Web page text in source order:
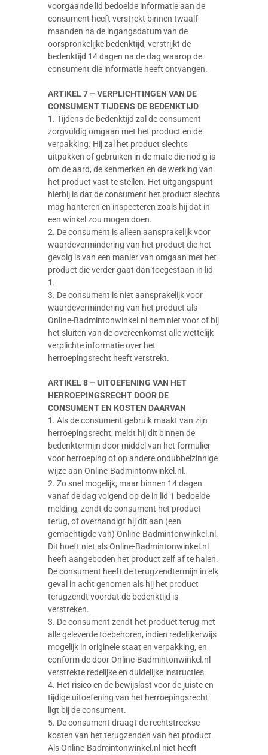
voorgaande lid bedoelde informatie aan de
consument heeft verstrekt binnen twaalf
maanden na de ingangsdatum van de
oorspronkelijke bedenktijd, verstrijkt de
bedenktijd 14 dagen na de dag waarop de
consument die informatie heeft ontvangen.
ARTIKEL 7 – VERPLICHTINGEN VAN DE
CONSUMENT TIJDENS DE BEDENKTIJD
1. Tijdens de bedenktijd zal de consument
zorgvuldig omgaan met het product en de
verpakking. Hij zal het product slechts
uitpakken of gebruiken in de mate die nodig is
om de aard, de kenmerken en de werking van
het product vast te stellen. Het uitgangspunt
hierbij is dat de consument het product slechts
mag hanteren en inspecteren zoals hij dat in
een winkel zou mogen doen.
2. De consument is alleen aansprakelijk voor
waardevermindering van het product die het
gevolg is van een manier van omgaan met het
product die verder gaat dan toegestaan in lid
1.
3. De consument is niet aansprakelijk voor
waardevermindering van het product als
Online-Badmintonwinkel.nl hem niet voor of bij
het sluiten van de overeenkomst alle wettelijk
verplichte informatie over het
herroepingsrecht heeft verstrekt.
ARTIKEL 8 – UITOEFENING VAN HET
HERROEPINGSRECHT DOOR DE
CONSUMENT EN KOSTEN DAARVAN
1. Als de consument gebruik maakt van zijn
herroepingsrecht, meldt hij dit binnen de
bedenktermijn door middel van het formulier
voor herroeping of op andere ondubbelzinnige
wijze aan Online-Badmintonwinkel.nl.
2. Zo snel mogelijk, maar binnen 14 dagen
vanaf de dag volgend op de in lid 1 bedoelde
melding, zendt de consument het product
terug, of overhandigt hij dit aan (een
gemachtigde van) Online-Badmintonwinkel.nl.
Dit hoeft niet als Online-Badmintonwinkel.nl
heeft aangeboden het product zelf af te halen.
De consument heeft de terugzendtermijn in elk
geval in acht genomen als hij het product
terugzendt voordat de bedenktijd is
verstreken.
3. De consument zendt het product terug met
alle geleverde toebehoren, indien redelijkerwijs
mogelijk in originele staat en verpakking, en
conform de door Online-Badmintonwinkel.nl
verstrekte redelijke en duidelijke instructies.
4. Het risico en de bewijslast voor de juiste en
tijdige uitoefening van het herroepingsrecht
ligt bij de consument.
5. De consument draagt de rechtstreekse
kosten van het terugzenden van het product.
Als Online-Badmintonwinkel.nl niet heeft